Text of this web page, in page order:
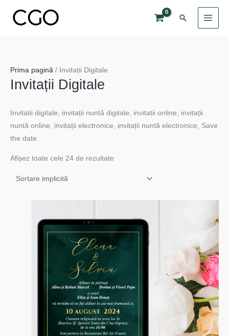
Search
Prima pagină / Invitații Digitale
Invitații Digitale
Invitatii digitale, invitații nuntă digitale, invitatii online, invitații
nuntă online, invitații electronice, invitații nuntă electronice, Save
the date.
Afișez toate cele 24 de rezultate